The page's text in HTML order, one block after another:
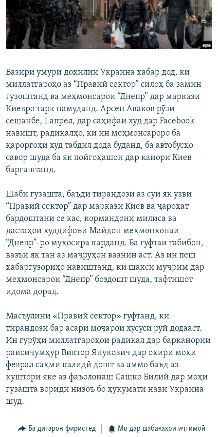
ГУЗОРИШҲОИ РАДИОӢ
Русский
ПАЙГИРӢ КУНЕД
Ҳамаи сомонаҳои RFE/RL
Вазири умури дохилии Украина хабар дод, ки
миллатгароҳо аз “Правий сектор” силоҳ ба замин
гузоштанд ва меҳмонсарои “Днепр” дар маркази
Киевро тарк намуданд. Арсен Аваков рӯзи
сешанбе, 1 апрел, дар саҳифаи худ дар Facebook
навишт, радикалҳо, ки ин меҳмонсароро ба
қароргоҳи худ табдил дода буданд, ба автобусҳо
савор шуда ба як пойгоҳашон дар канори Киев
баргаштанд.
Шаби гузашта, баъди тирандозӣ аз сӯи як узви
“Правий сектор” дар маркази Киев ва ҷароҳат
бардоштани се кас, кормандони милиса ва
дастаҳои худдифоъи Майдон меҳмонхонаи
“Днепр”-ро муҳосира карданд. Ба гуфтаи табибон,
вазъи як тан аз маҷрӯҳон вазнин аст. Аз ин пеш
хабаргузориҳо навиштанд, ки шахси муҷрим дар
меҳмонсарои “Днепр” боздошт шуда, тафтишот
идома дорад.
Масъулини «Правий сектор» гуфтанд, ки
тирандозӣ бар асари моҷарои хусусӣ рӯй додааст.
Ин гурӯҳи миллатгароҳои радикал дар барканории
раисиҷумҳур Виктор Янукович дар охири моҳи
феврал саҳми калидӣ дошт ва аммо баъд аз
куштори яке аз фаъолонаш Сашко Билий дар моҳи
гузашта вориди низоъ бо ҳукумати нави Украина
шуд.
Ба дигарон фиристед Мо дар шабакаҳои иҷтимоӣ